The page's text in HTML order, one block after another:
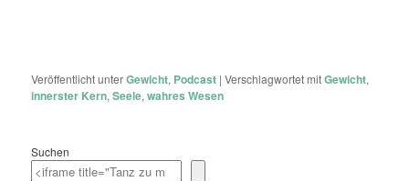
Veröffentlicht unterGewicht, Podcast |Verschlagwortet mitGewicht,
innerster Kern,Seele,wahres Wesen
Suchen